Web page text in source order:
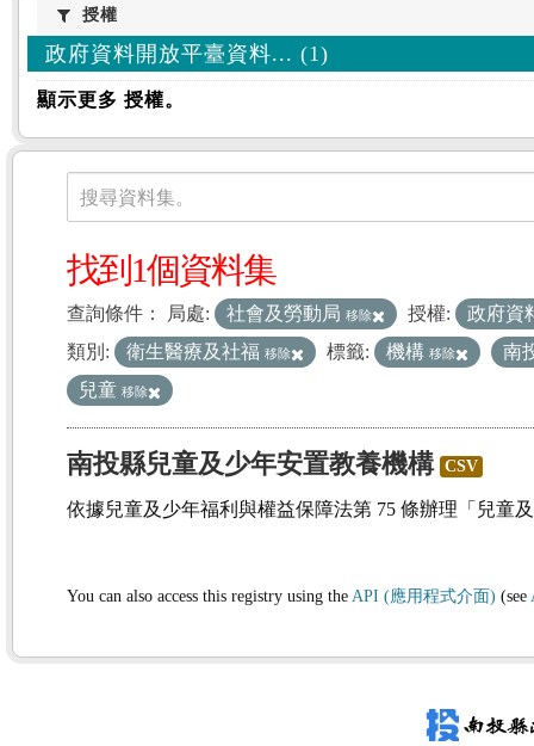
授權授權
政府資料開放平臺資料... (1)
顯示更多 授權。
資料集
搜尋資料集。
找到1個資料集
查詢條件： 局處: 社會及勞動局 移除 授權:
政府資
類別:
衛生醫療及社福 移除 標籤: 機構 移除
南
兒童 移除
南投縣兒童及少年安置教養機構 CSV
依據兒童及少年福利與權益保障法第 75 條辦理「兒童
You can also access this registry using the API (應用程式介面) (see